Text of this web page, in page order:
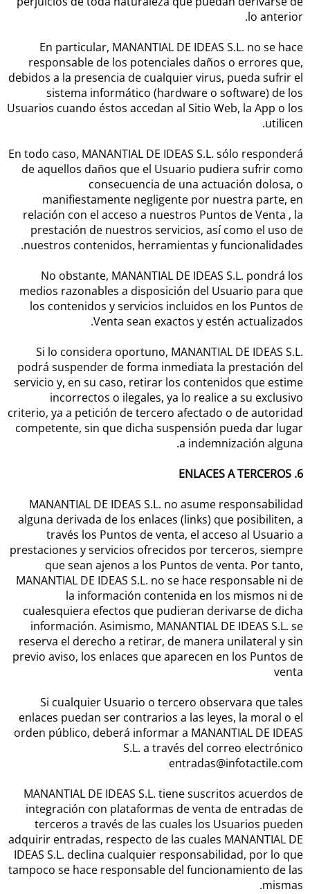
lo anterior.
En particular, MANANTIAL DE IDEAS S.L. no se hace
responsable de los potenciales daños o errores que,
debidos a la presencia de cualquier virus, pueda sufrir el
sistema informático (hardware o software) de los
Usuarios cuando éstos accedan al Sitio Web, la App o los
utilicen.
En todo caso, MANANTIAL DE IDEAS S.L. sólo responderá
de aquellos daños que el Usuario pudiera sufrir como
consecuencia de una actuación dolosa, o
manifiestamente negligente por nuestra parte, en
relación con el acceso a nuestros Puntos de Venta , la
prestación de nuestros servicios, así como el uso de
nuestros contenidos, herramientas y funcionalidades.
No obstante, MANANTIAL DE IDEAS S.L. pondrá los
medios razonables a disposición del Usuario para que
los contenidos y servicios incluidos en los Puntos de
Venta sean exactos y estén actualizados.
Si lo considera oportuno, MANANTIAL DE IDEAS S.L.
podrá suspender de forma inmediata la prestación del
servicio y, en su caso, retirar los contenidos que estime
incorrectos o ilegales, ya lo realice a su exclusivo
criterio, ya a petición de tercero afectado o de autoridad
competente, sin que dicha suspensión pueda dar lugar
a indemnización alguna.
6. ENLACES A TERCEROS
MANANTIAL DE IDEAS S.L. no asume responsabilidad
alguna derivada de los enlaces (links) que posibiliten, a
través los Puntos de venta, el acceso al Usuario a
prestaciones y servicios ofrecidos por terceros, siempre
que sean ajenos a los Puntos de venta. Por tanto,
MANANTIAL DE IDEAS S.L. no se hace responsable ni de
la información contenida en los mismos ni de
cualesquiera efectos que pudieran derivarse de dicha
información. Asimismo, MANANTIAL DE IDEAS S.L. se
reserva el derecho a retirar, de manera unilateral y sin
previo aviso, los enlaces que aparecen en los Puntos de
venta
Si cualquier Usuario o tercero observara que tales
enlaces puedan ser contrarios a las leyes, la moral o el
orden público, deberá informar a MANANTIAL DE IDEAS
S.L. a través del correo electrónico
entradas@infotactile.com
MANANTIAL DE IDEAS S.L. tiene suscritos acuerdos de
integración con plataformas de venta de entradas de
terceros a través de las cuales los Usuarios pueden
adquirir entradas, respecto de las cuales MANANTIAL DE
IDEAS S.L. declina cualquier responsabilidad, por lo que
tampoco se hace responsable del funcionamiento de las
mismas.